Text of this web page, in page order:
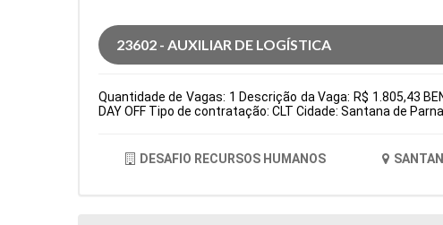
23602 - AUXILIAR DE LOGÍSTICA
Quantidade de Vagas: 1 Descrição da Vaga: R$ 1.805,43
DAY OFF Tipo de contratação: CLT Cidade: Santana de
DESAFIO RECURSOS HUMANOS